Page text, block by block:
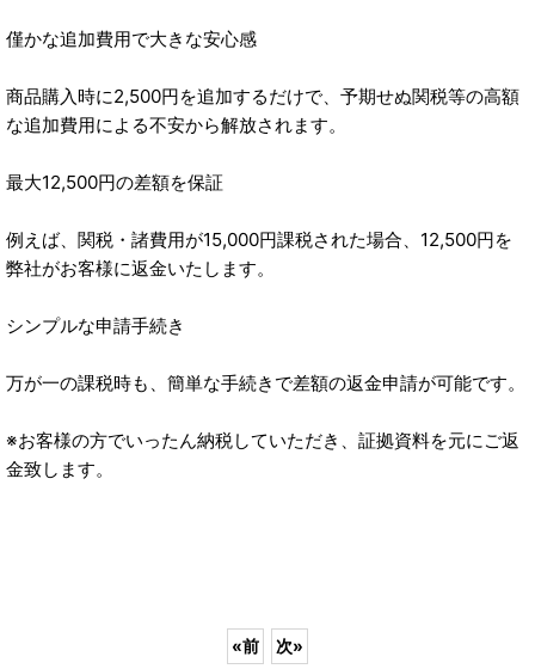
僅かな追加費用で大きな安心感
商品購入時に2,500円を追加するだけで、予期せぬ関税等の高額
な追加費用による不安から解放されます。
最大12,500円の差額を保証
例えば、関税・諸費用が15,000円課税された場合、12,500円を
弊社がお客様に返金いたします。
シンプルな申請手続き
万が一の課税時も、簡単な手続きで差額の返金申請が可能です。
※お客様の方でいったん納税していただき、証拠資料を元にご返
金致します。
«前 次»